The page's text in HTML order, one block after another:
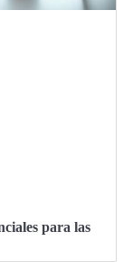
para las